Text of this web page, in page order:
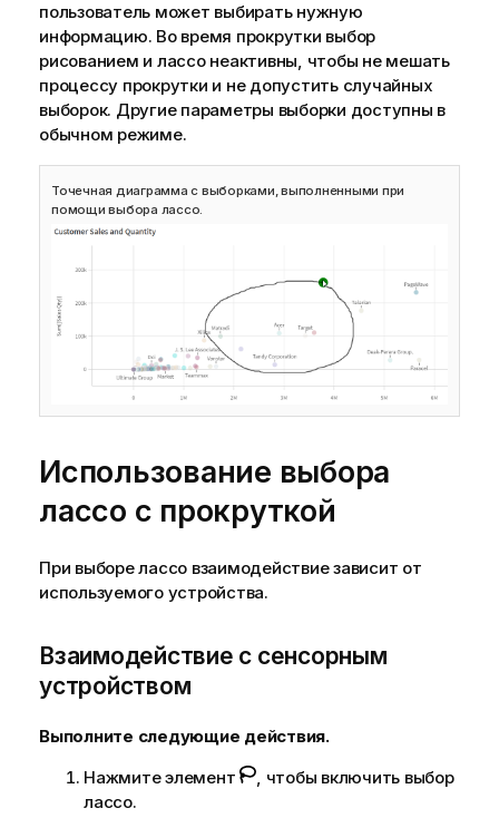
пользователь может выбирать нужную
информацию. Во время прокрутки выбор
рисованием и лассо неактивны, чтобы не мешать
процессу прокрутки и не допустить случайных
выборок. Другие параметры выборки доступны в
обычном режиме.
Точечная диаграмма с выборками, выполненными при
помощи выбора лассо.
Использование выбора
лассо с прокруткой
При выборе лассо взаимодействие зависит от
используемого устройства.
Взаимодействие с сенсорным
устройством
Выполните следующие действия.
Нажмите элемент
, чтобы включить выбор
лассо.